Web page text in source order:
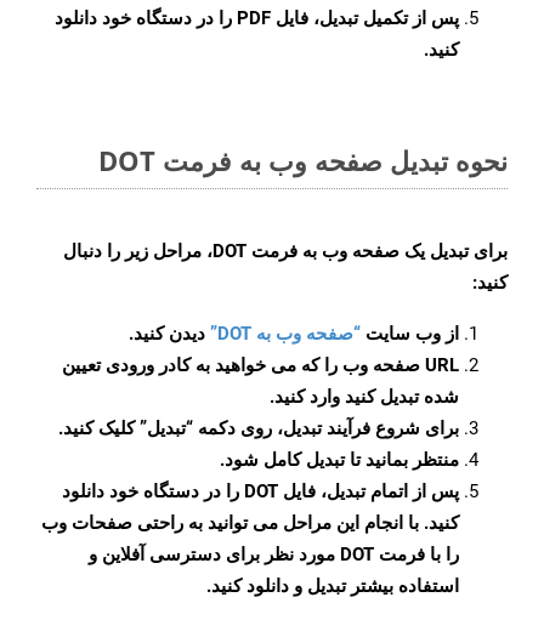
پس از تکمیل تبدیل، فایل PDF را در دستگاه خود دانلود
کنید.
نحوه تبدیل صفحه وب به فرمت DOT
برای تبدیل یک صفحه وب به فرمت DOT، مراحل زیر را دنبال
کنید:
از وب سایت “صفحه وب به DOT”
دیدن کنید.
URL صفحه وب را که می خواهید به کادر ورودی تعیین
شده تبدیل کنید وارد کنید.
برای شروع فرآیند تبدیل، روی دکمه “تبدیل” کلیک کنید.
منتظر بمانید تا تبدیل کامل شود.
پس از اتمام تبدیل، فایل DOT را در دستگاه خود دانلود
کنید. با انجام این مراحل می توانید به راحتی صفحات وب
را با فرمت DOT مورد نظر برای دسترسی آفلاین و
استفاده بیشتر تبدیل و دانلود کنید.